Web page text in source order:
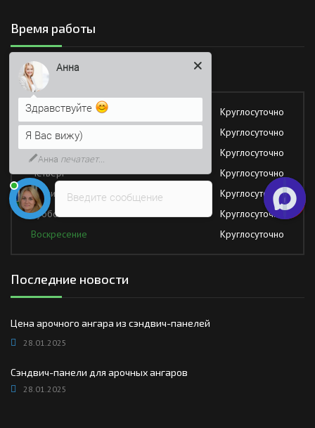
Время работы
Работаем без обеда и выходных
Понедельник
Круглосуточно
Вторник
Круглосуточно
Среда
Круглосуточно
Четверг
Круглосуточно
Пятница
Круглосуточно
Суббота
Круглосуточно
Воскресение
Круглосуточно
Последние новости
Цена арочного ангара из сэндвич-панелей
28.01.2025
Сэндвич-панели для арочных ангаров
28.01.2025
Введите сообщение
Анна
Здравствуйте
Я Вас вижу)
Напишите сюда свой вопрос.
Возможно, его решение будет
быстрее